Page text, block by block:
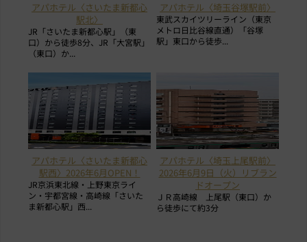
アパホテル〈さいたま新都心
駅北〉
JR「さいたま新都心駅」（東
口）から徒歩8分、JR「大宮駅」
（東口）か...
アパホテル〈埼玉谷塚駅前〉
東武スカイツリーライン（東京
メトロ日比谷線直通）「谷塚
駅」東口から徒歩...
アパホテル〈さいたま新都心
駅西〉2026年6月OPEN！
JR京浜東北線・上野東京ライ
ン・宇都宮線・高崎線「さいた
ま新都心駅」西...
アパホテル〈埼玉上尾駅前〉
2026年6月9日（火）リブラン
ドオープン
ＪＲ高崎線 上尾駅（東口）か
ら徒歩にて約3分